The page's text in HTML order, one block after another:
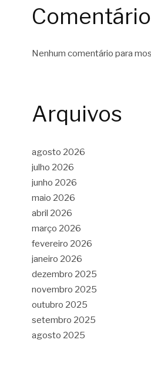
Nenhum comentário para
Arquivos
agosto 2026
julho 2026
junho 2026
maio 2026
abril 2026
março 2026
fevereiro 2026
janeiro 2026
dezembro 2025
novembro 2025
outubro 2025
setembro 2025
agosto 2025